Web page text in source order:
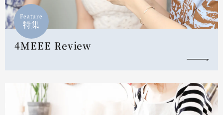
Feature
特集
4MEEE Review